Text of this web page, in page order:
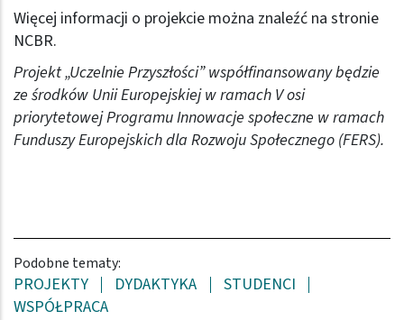
Więcej informacji o projekcie można znaleźć na stronie
NCBR.
Projekt „Uczelnie Przyszłości” współfinansowany będzie
ze środków Unii Europejskiej w ramach V osi
priorytetowej Programu Innowacje społeczne w ramach
Funduszy Europejskich dla Rozwoju Społecznego (FERS).
Podobne tematy:
PROJEKTY DYDAKTYKA
STUDENCI
WSPÓŁPRACA